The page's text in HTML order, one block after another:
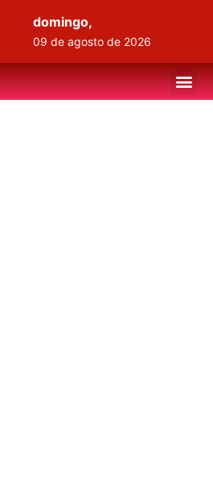
domingo,
09 de agosto de 2026